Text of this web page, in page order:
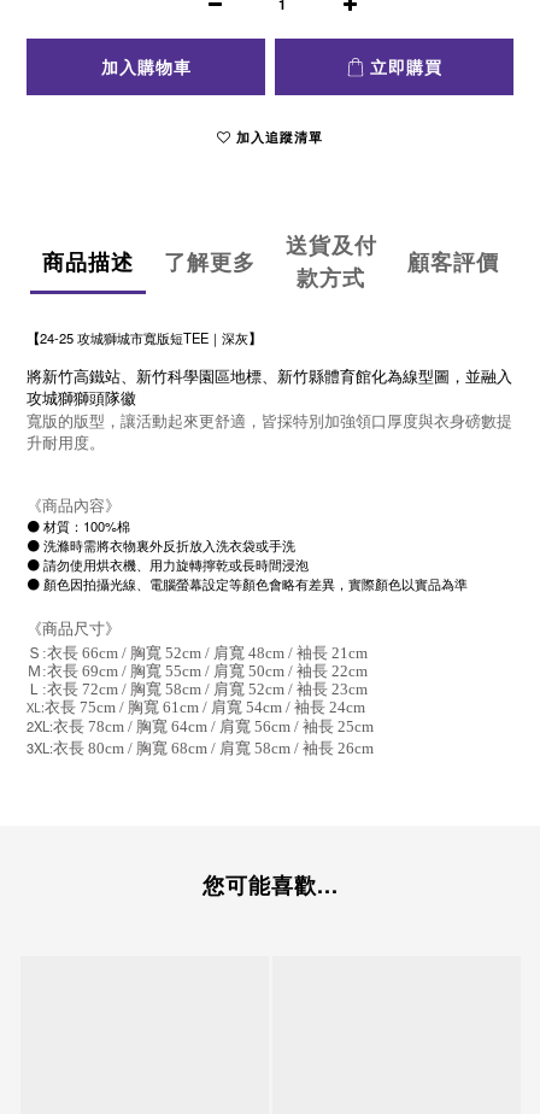
加入購物車 立即購買
加入追蹤清單
商品描述 了解更多
送貨及付
款方式
顧客評價
【24-25 攻城獅城市寬版短TEE｜深灰】
將新竹高鐵站、新竹科學園區地標、新竹縣體育館化為線型圖，並融入
攻城獅獅頭隊徽
寬版的版型，讓活動起來更舒適， 皆採特別加強領口厚度與衣身磅數提
升耐用度。
《商品內容》
⚫ 材質：100%棉
⚫ 洗滌時需將衣物裏外反折放入洗衣袋或手洗
⚫ 請勿使用烘衣機、用力旋轉擰乾或長時間浸泡
⚫ 顏色因拍攝光線、電腦螢幕設定等顏色會略有差異，實際顏色以實品為準
《商品尺寸》
Ｓ:衣長 66cm / 胸寬 52cm / 肩寬 48cm / 袖長 21cm
Ｍ:衣長 69cm / 胸寬 55cm / 肩寬 50cm / 袖長 22cm
Ｌ :衣長 72cm / 胸寬 58cm / 肩寬 52cm / 袖長 23cm
XL:衣長 75cm / 胸寬 61cm / 肩寬 54cm / 袖長 24cm
2XL:衣長 78cm / 胸寬 64cm / 肩寬 56cm / 袖長 25cm
3XL:衣長 80cm / 胸寬 68cm / 肩寬 58cm / 袖長 26cm
您可能喜歡...